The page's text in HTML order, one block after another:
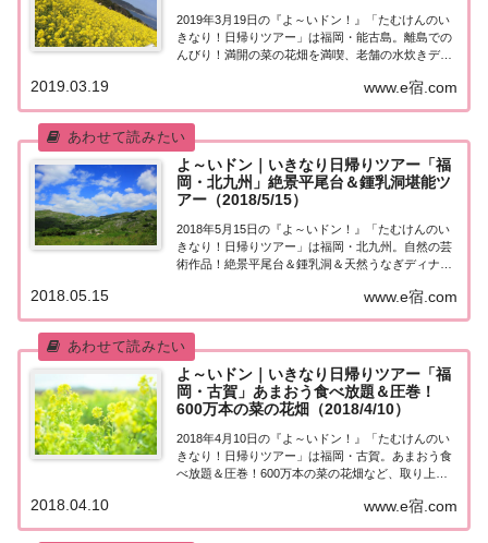
2019年3月19日の『よ～いドン！』「たむけんのい
きなり！日帰りツアー」は福岡・能古島。離島での
んびり！満開の菜の花畑を満喫、老舗の水炊きディ
岡・能古島」日帰りツアー街行く人にいきなり声を
かけ、そのまま日帰りツアーにご招待する『たむ...
www.e宿.com
2019.03.19
よ～いドン｜いきなり日帰りツアー「福
岡・北九州」絶景平尾台＆鍾乳洞堪能ツ
アー（2018/5/15）
2018年5月15日の『よ～いドン！』「たむけんのい
きなり！日帰りツアー」は福岡・北九州。自然の芸
術作品！絶景平尾台＆鍾乳洞＆天然うなぎディナー
北九州」日帰りツアー街行く人にいきなり声をか
け、そのまま日帰りツアーにご招待する『たむけ
ん...
www.e宿.com
2018.05.15
よ～いドン｜いきなり日帰りツアー「福
岡・古賀」あまおう食べ放題＆圧巻！
600万本の菜の花畑（2018/4/10）
2018年4月10日の『よ～いドン！』「たむけんのい
きなり！日帰りツアー」は福岡・古賀。あまおう食
べ放題＆圧巻！600万本の菜の花畑など、取り上げ
アー街行く人にいきなり声をかけ、そのまま日帰り
ツアーにご招待する『たむけんの日帰りツアー...
www.e宿.com
2018.04.10